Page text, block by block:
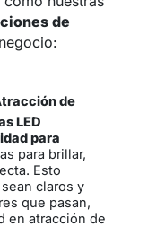
de
de
LED
para
para brillar,
Esto
claros y
que pasan,
en atracción de